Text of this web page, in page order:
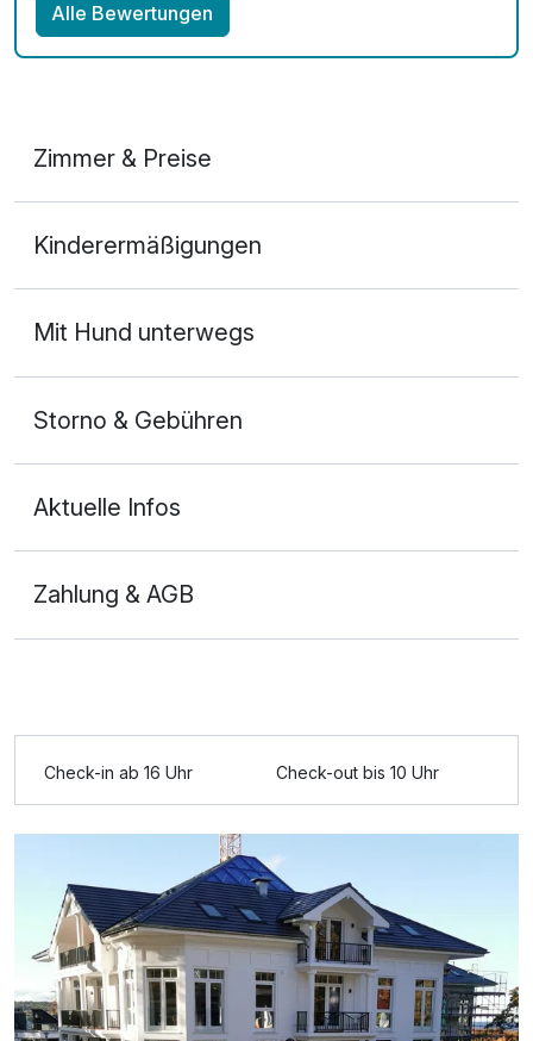
Alle Bewertungen
Zimmer & Preise
2 Erwachsene
Zusatznächte
Für 3 Tage p.P. ab219,00 €
3-Raum Appartement
2 Erwachsene und 2 Kinder
Kinderermäßigungen
Mit Hund unterwegs
Storno & Gebühren
Aktuelle Infos
Zahlung & AGB
Check-in ab 16 Uhr Check-out bis 10 Uhr